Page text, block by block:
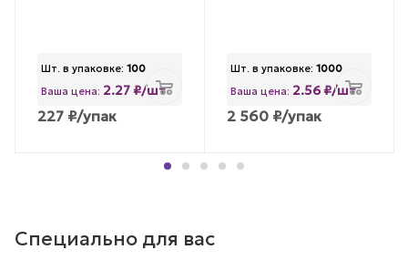
Шт. в упаковке: 100
Ваша цена: 2.27 ₽/шт
227 ₽/упак
Шт. в упаковке: 1000
Ваша цена: 2.56 ₽/шт
2 560 ₽/упак
Специально для вас